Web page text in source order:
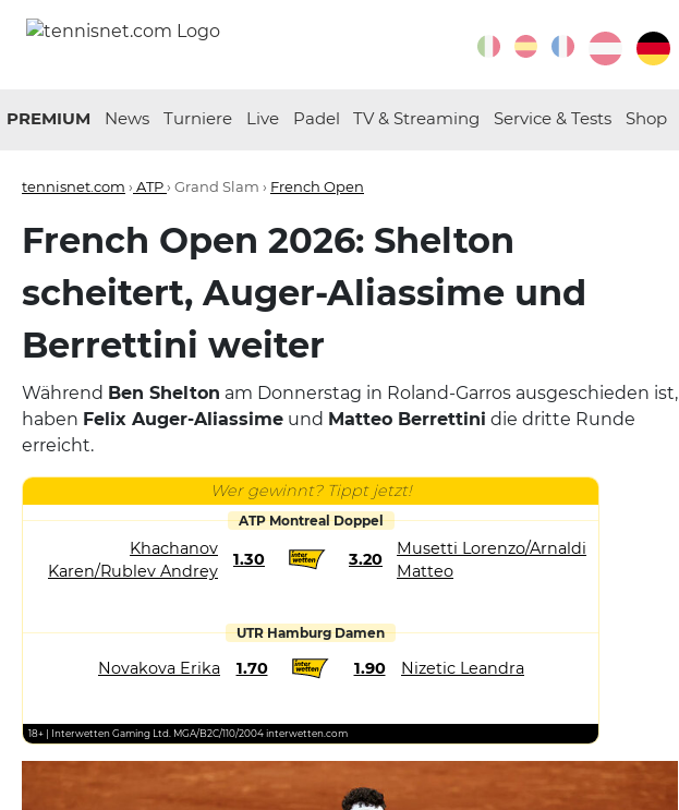
PREMIUM News Turniere Live Padel TV & Streaming Service & Tests Shop
tennisnet.com › ATP› Grand Slam › French Open
French Open 2026: Shelton
scheitert, Auger-Aliassime und
Berrettini weiter
Während Ben Shelton am Donnerstag in Roland-Garros ausgeschieden ist,
haben Felix Auger-Aliassime und Matteo Berrettini die dritte Runde
erreicht.
Wer gewinnt? Tippt jetzt!
ATP Montreal Doppel
Khachanov
Karen/Rublev Andrey
1.30 3.20
Musetti Lorenzo/Arnaldi
Matteo
UTR Hamburg Damen
Novakova Erika 1.70 1.90 Nizetic Leandra
18+ | Interwetten Gaming Ltd. MGA/B2C/110/2004 interwetten.com